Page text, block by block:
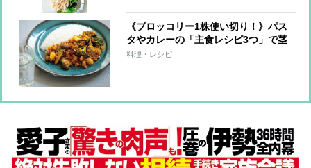
《ブロッコリー1株使い切り！》パス
タやカレーの「主食レシピ3つ」で茎
までおいしく
料理・レシピ